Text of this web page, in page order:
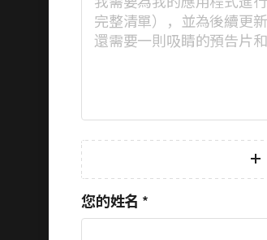
您的姓名 *